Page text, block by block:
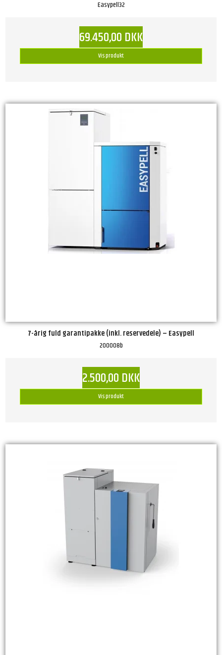
Easypell32
69.450,00 DKK
Vis produkt
7-årig fuld garantipakke (inkl. reservedele) – Easypell
200008b
2.500,00 DKK
Vis produkt